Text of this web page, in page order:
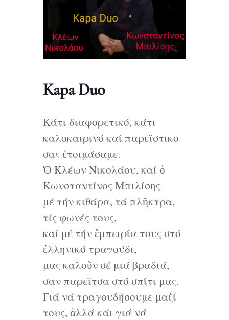
Kapa Duo
Κάτι διαφορετικό, κάτι
καλοκαιρινό καί παρεϊστικο
σας ἐτοιμάσαμε.
Ὀ Κλέων Νικολάου, καί ὁ
Κωνσταντίνος Μπιλίσης
μέ τήν κιθάρα, τά πλῆκτρα,
τίς φωνές τους,
καί μέ τήν ἔμπειρία τους στό
ἐλληνικό τραγούδι,
μας καλοῦν σέ μιά βραδιά,
σαν παρεϊτσα στό σπίτι μας.
Γιά νά τραγουδήσουμε μαζί
τους, ἀλλά κάι γιά νά